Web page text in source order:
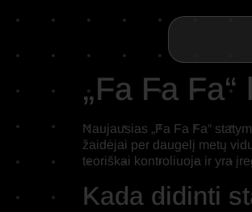
„Fa Fa
Naujausias „Fa Fa Fa“
žaidėjai per daugelį metų
teoriškai kontroliuoja ir yra
Kada didinti